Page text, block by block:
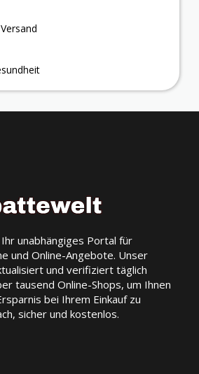
unabhängiges Portal für
und Online-Angebote. Unser
und verifiziert täglich
tausend Online-Shops, um Ihnen
bei Ihrem Einkauf zu
sicher und kostenlos.